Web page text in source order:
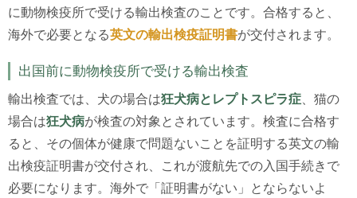
に動物検疫所で受ける輸出検査のことです。合格すると、
海外で必要となる英文の輸出検疫証明書が交付されます。
出国前に動物検疫所で受ける輸出検査
輸出検査では、犬の場合は狂犬病とレプトスピラ症 、猫の
場合は狂犬病が検査の対象とされています。検査に合格す
ると、その個体が健康で問題ないことを証明する英文の輸
出検疫証明書が交付され、これが渡航先での入国手続きで
必要になります。海外で「証明書がない」とならないよ